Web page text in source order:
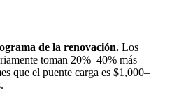
de la renovación. Los
toman 20%–40% más
que el puente carga es $1,000–